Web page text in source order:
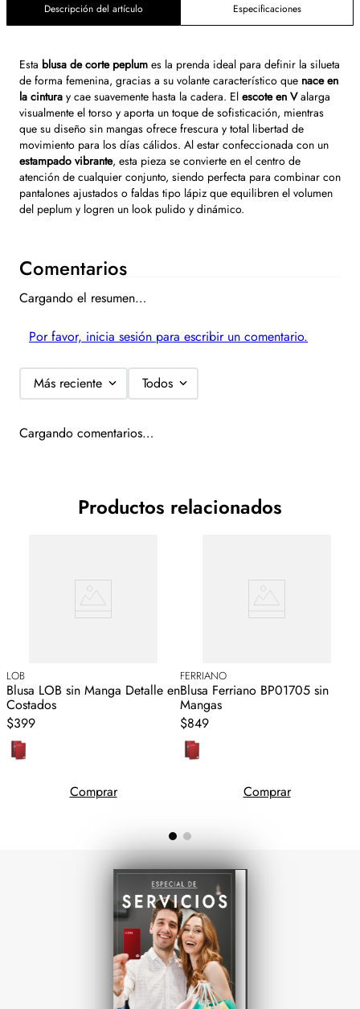
Descripción del artículo Especificaciones
Esta blusa de corte peplum es la prenda ideal para definir la silueta
de forma femenina, gracias a su volante característico que nace en
la cintura y cae suavemente hasta la cadera. El escote en Valarga
visualmente el torso y aporta un toque de sofisticación, mientras
que su diseño sin mangas ofrece frescura y total libertad de
movimiento para los días cálidos. Al estar confeccionada con un
estampado vibrante, esta pieza se convierte en el centro de
atención de cualquier conjunto, siendo perfecta para combinar con
pantalones ajustados o faldas tipo lápiz que equilibren el volumen
del peplum y logren un look pulido y dinámico.
Comentarios
Cargando el resumen…
Por favor, inicia sesión para escribir un comentario.
Más reciente Todos
Cargando comentarios…
Productos relacionados
LOB
Blusa LOB sin Manga Detalle en
Costados
$399
Comprar
FERRIANO
Blusa Ferriano BP01705 sin
Mangas
$849
Comprar